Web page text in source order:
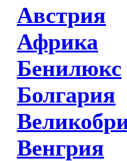
Австрия
Африка
Бенилюкс
Болгария
Венгрия